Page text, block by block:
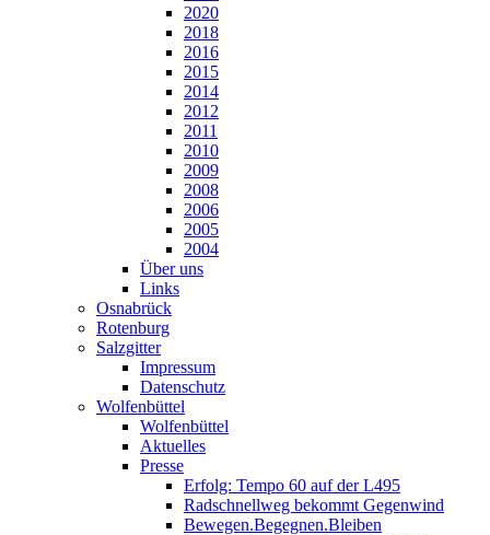
2020
2018
2016
2015
2014
2012
2011
2010
2009
2008
2006
2005
2004
Über uns
Links
Osnabrück
Rotenburg
Salzgitter
Impressum
Datenschutz
Wolfenbüttel
Wolfenbüttel
Aktuelles
Presse
Erfolg: Tempo 60 auf der L495
Radschnellweg bekommt Gegenwind
Bewegen.Begegnen.Bleiben